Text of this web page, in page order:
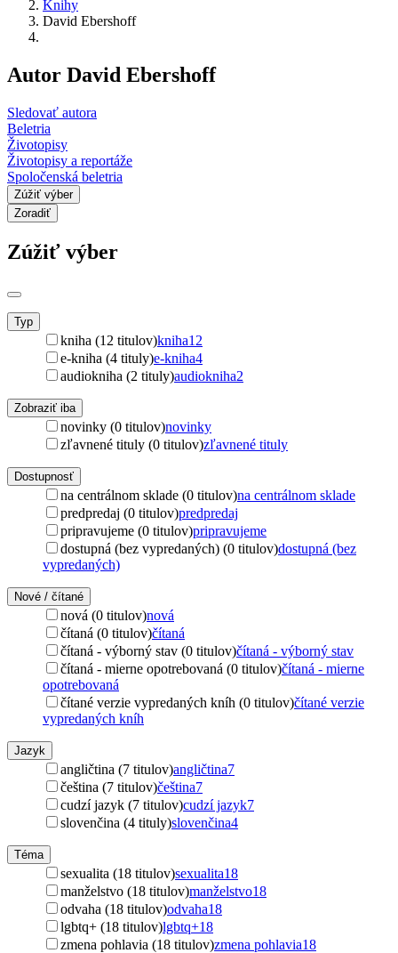
Knihy
David Ebershoff
Autor David Ebershoff
Sledovať autora
Beletria
Životopisy
Životopisy a reportáže
Spoločenská beletria
Zúžiť výber
Zoradiť
Zúžiť výber
Typ
kniha (12 titulov)kniha12
e-kniha (4 tituly)e-kniha4
audiokniha (2 tituly)audiokniha2
Zobraziť iba
novinky (0 titulov)novinky
zľavnené tituly (0 titulov)zľavnené tituly
Dostupnosť
na centrálnom sklade (0 titulov)na centrálnom sklade
predpredaj (0 titulov)predpredaj
pripravujeme (0 titulov)pripravujeme
dostupná (bez vypredaných) (0 titulov)dostupná (bez
vypredaných)
Nové / čítané
nová (0 titulov)nová
čítaná (0 titulov)čítaná
čítaná - výborný stav (0 titulov)čítaná - výborný stav
čítaná - mierne opotrebovaná (0 titulov)čítaná - mierne
opotrebovaná
čítané verzie vypredaných kníh (0 titulov)čítané verzie
vypredaných kníh
Jazyk
angličtina (7 titulov)angličtina7
čeština (7 titulov)čeština7
cudzí jazyk (7 titulov)cudzí jazyk7
slovenčina (4 tituly)slovenčina4
Téma
sexualita (18 titulov)sexualita18
manželstvo (18 titulov)manželstvo18
odvaha (18 titulov)odvaha18
lgbtq+ (18 titulov)lgbtq+18
zmena pohlavia (18 titulov)zmena pohlavia18